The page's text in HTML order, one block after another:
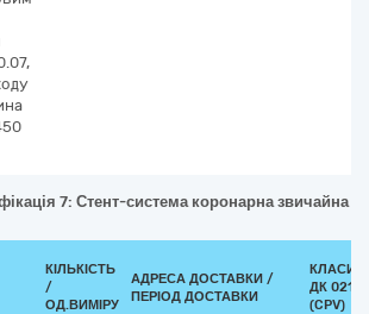
7: Стент-система коронарна звичайна
КІЛЬКІСТЬ
/
ОД.ВИМІРУ
АДРЕСА ДОСТАВКИ /
ПЕРІОД ДОСТАВКИ
ДК
(CPV)